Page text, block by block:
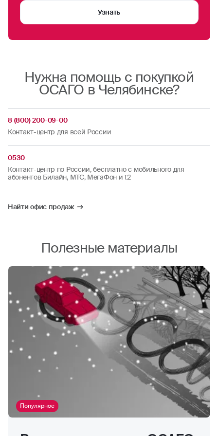
«ОСАГО» и пункт «Полис не доставлен на e-
mail» (указывать номер полиса не обязательно).
Узнать
Нужна помощь с покупкой
ОСАГО в Челябинске?
8 (800) 200-09-00
Контакт-центр для всей России
0530
Контакт-центр по России, бесплатно с мобильного для
абонентов Билайн, МТС, МегаФон и t2
Найти офис продаж
Полезные материалы
Популярное